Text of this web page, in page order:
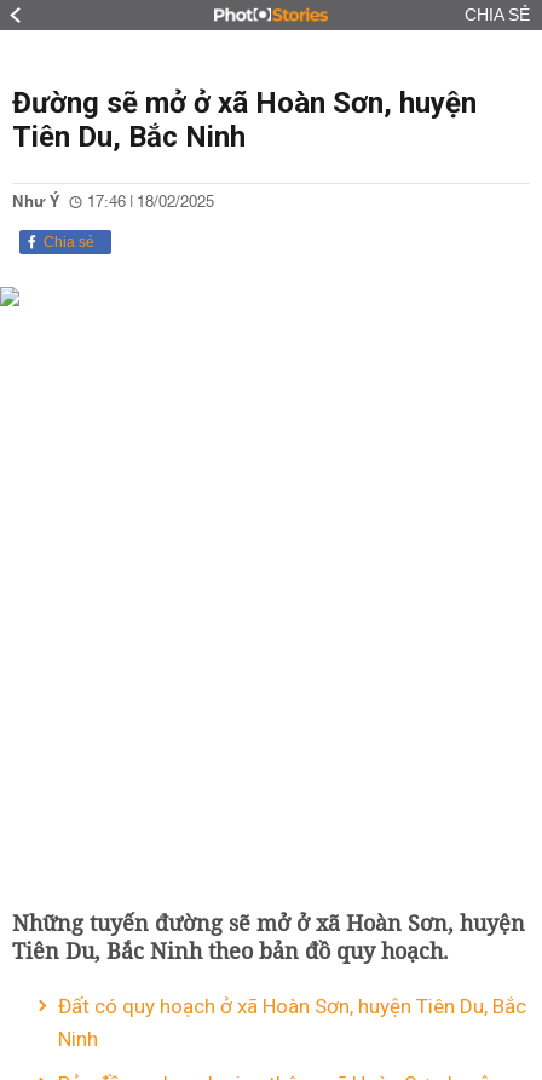
CHIA SẺ
Đường sẽ mở ở xã Hoàn Sơn, huyện
Tiên Du, Bắc Ninh
Như Ý 17:46 | 18/02/2025
Chia sẻ
Những tuyến đường sẽ mở ở xã Hoàn Sơn, huyện
Tiên Du, Bắc Ninh theo bản đồ quy hoạch.
Đất có quy hoạch ở xã Hoàn Sơn, huyện Tiên Du, Bắc
Ninh